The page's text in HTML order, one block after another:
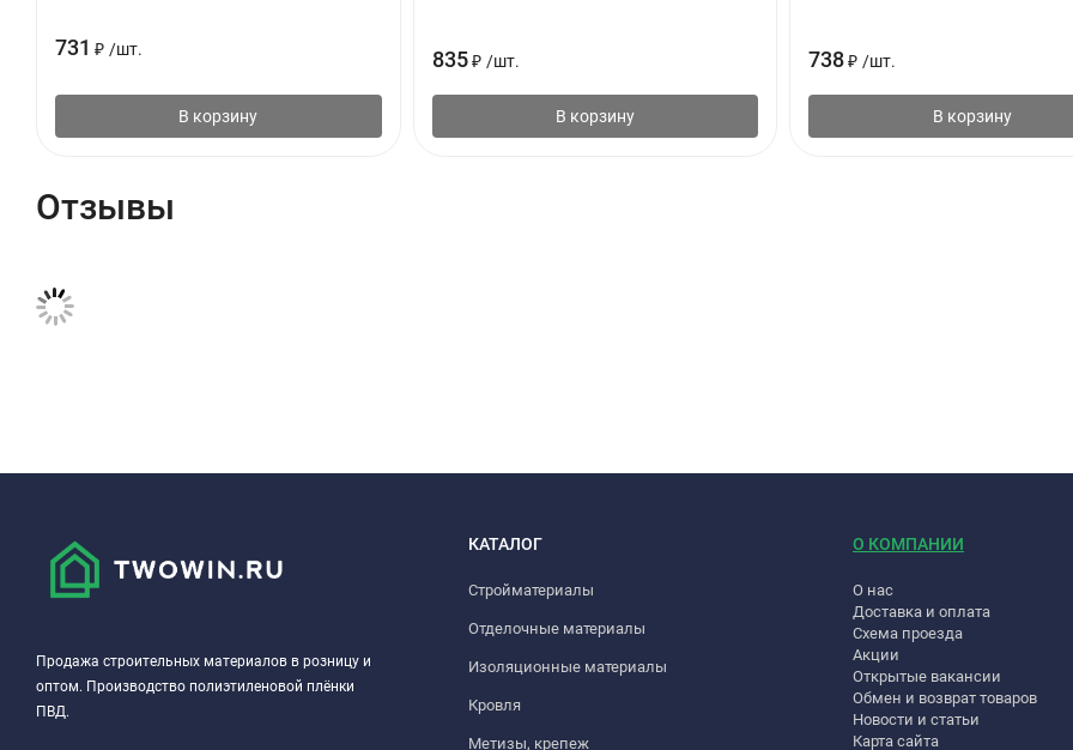
731 ₽ /шт.
В корзину
835 ₽ /шт.
В корзину
738 ₽ /шт.
В корзину
Отзывы
Продажа строительных материалов в розницу и
оптом. Производство полиэтиленовой плёнки
ПВД.
КАТАЛОГ
Стройматериалы
Отделочные материалы
Изоляционные материалы
Кровля
Метизы, крепеж
О КОМПАНИИ
О нас
Доставка и оплата
Схема проезда
Акции
Открытые вакансии
Обмен и возврат товаров
Новости и статьи
Карта сайта